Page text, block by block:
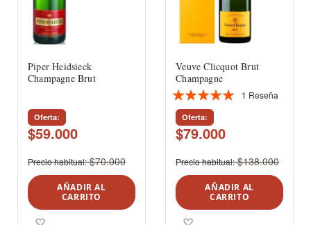
Piper Heidsieck
Champagne Brut
Oferta
$59.000
Precio habitual $70.000
AÑADIR AL
CARRITO
Veuve Clicquot Brut
Champagne
Valoración:
100%
1 Reseña
Oferta
$79.000
Precio habitual $138.000
AÑADIR AL
CARRITO